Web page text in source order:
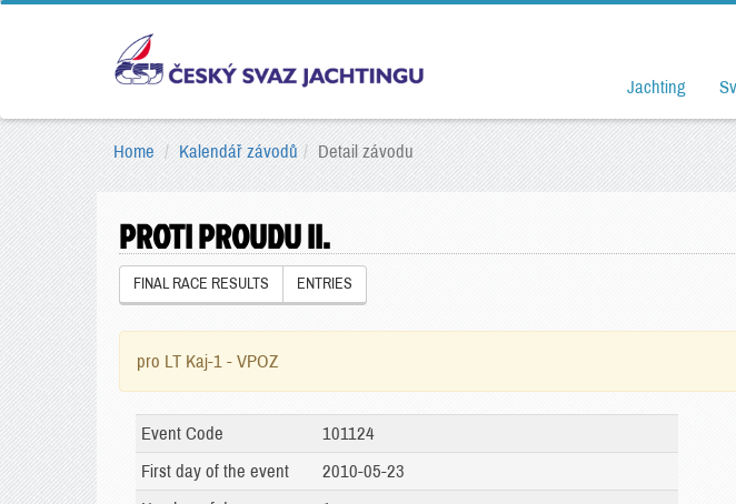
Jachting
Home Kalendář závodů Detail závodu
PROTI PROUDU II.
FINAL RACE RESULTS ENTRIES
pro LT Kaj-1 - VPOZ
Event Code
101124
First day of the event
2010-05-23